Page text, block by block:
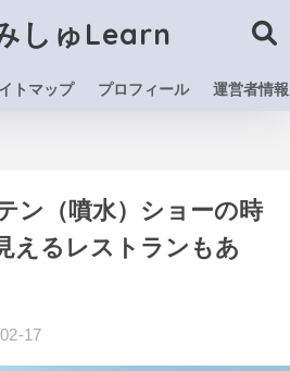
しゅLearn
トマップ プロフィール 運営者情報
ン（噴水）ショーの時
えるレストランもあ
17